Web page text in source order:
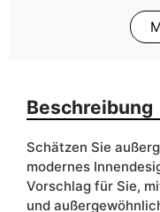
Aufgrund des
Beschreibung
Schätzen Sie
modernes
Vorschlag für Sie,
und